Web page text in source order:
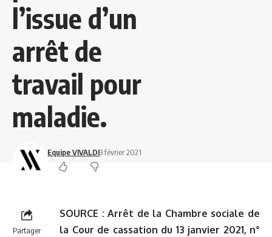
l’issue d’un
arrêt de
travail pour
maladie.
Equipe VIVALDI3 février 2021
Partager
SOURCE : Arrêt de la Chambre sociale de
la Cour de cassation du 13 janvier 2021, n°